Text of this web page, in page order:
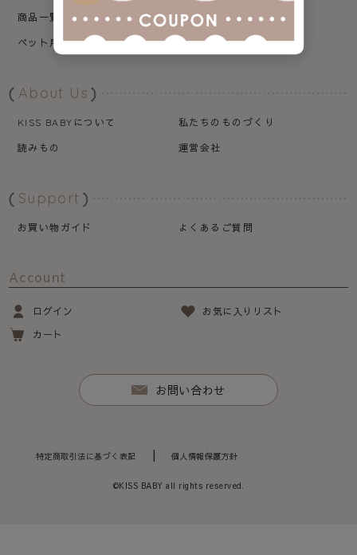
商品一覧
ギフト
ペット用品
babubu.
About Us
KISS BABY について
私たちのものづくり
読みもの
運営会社
Support
お買い物ガイド よくあるご質問
Account
ログイン
お気に入りリスト
カート
お問い合わせ
©KISS BABY all rights reserved.
特定商取引法に基づく表記 個人情報保護方針